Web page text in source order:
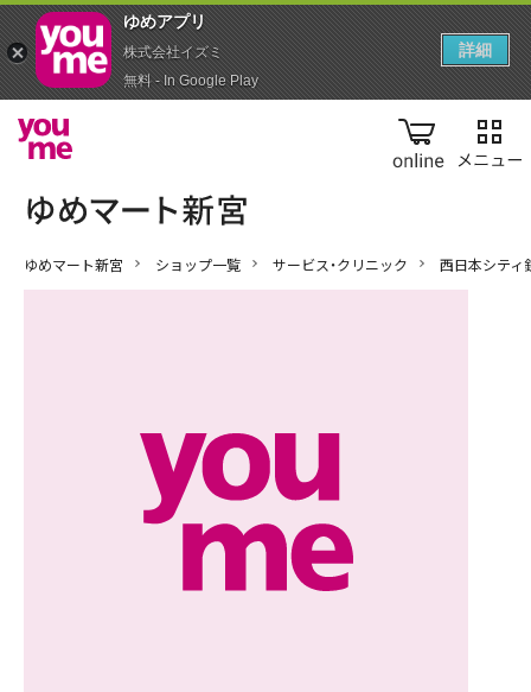
online
ゆめマート新宮 ショップ一覧 サービス・クリニック 西日本シティ
ゆめアプ‪リ‬
株式会社イズミ
無料 - In Google Play
詳細